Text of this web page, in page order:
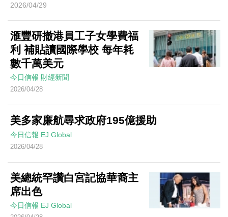
2026/04/29
滙豐研撤港員工子女學費福
利 補貼讀國際學校 每年耗
數千萬美元
今日信報 財經新聞
2026/04/28
美多家廉航尋求政府195億援助
今日信報 EJ Global
2026/04/28
美總統罕讚白宮記協華裔主
席出色
今日信報 EJ Global